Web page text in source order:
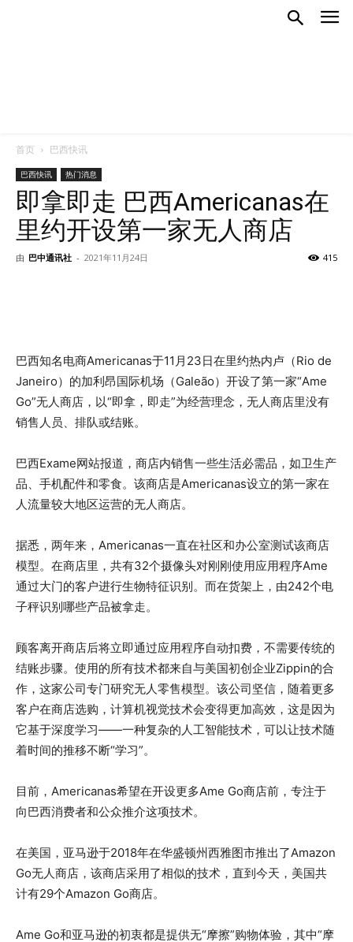
首页 巴西快讯
巴西快讯 热门消息
即拿即走 巴西Americanas在
里约开设第一家无人商店
由 巴中通讯社 - 2021年11月24日 415
巴西知名电商Americanas于11月23日在里约热内卢（Rio de
Janeiro）的加利昂国际机场（Galeão）开设了第一家“Ame
Go”无人商店，以“即拿，即走”为经营理念，无人商店里没有
销售人员、排队或结账。
巴西Exame网站报道，商店内销售一些生活必需品，如卫生产
品、手机配件和零食。该商店是Americanas设立的第一家在
人流量较大地区运营的无人商店。
据悉，两年来，Americanas一直在社区和办公室测试该商店
模型。在商店里，共有32个摄像头对刚刚使用应用程序Ame
通过大门的客户进行生物特征识别。而在货架上，由242个电
子秤识别哪些产品被拿走。
顾客离开商店后将立即通过应用程序自动扣费，不需要传统的
结账步骤。使用的所有技术都来自与美国初创企业Zippin的合
作，这家公司专门研究无人零售模型。该公司坚信，随着更多
客户在商店选购，计算机视觉技术会变得更加高效，这是因为
它基于深度学习——一种复杂的人工智能技术，可以让技术随
着时间的推移不断“学习”。
目前，Americanas希望在开设更多Ame Go商店前，专注于
向巴西消费者和公众推介这项技术。
在美国，亚马逊于2018年在华盛顿州西雅图市推出了Amazon
Go无人商店，该商店采用了相似的技术，直到今天，美国共
计有29个Amazon Go商店。
Ame Go和亚马逊的初衷都是提供无“摩擦”购物体验，其中“摩